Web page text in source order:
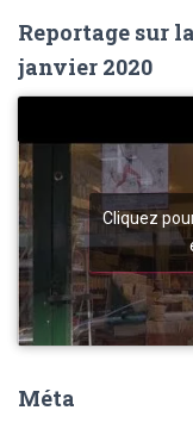
Reportage sur
janvier 2020
Cliquez
Méta